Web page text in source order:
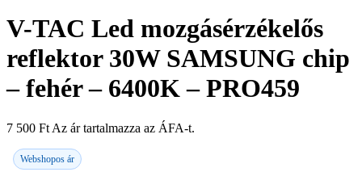
V-TAC Led mozgásérzékelős
reflektor 30W SAMSUNG chip
– fehér – 6400K – PRO459
7 500 Ft Az ár tartalmazza az ÁFA-t.
Webshopos ár